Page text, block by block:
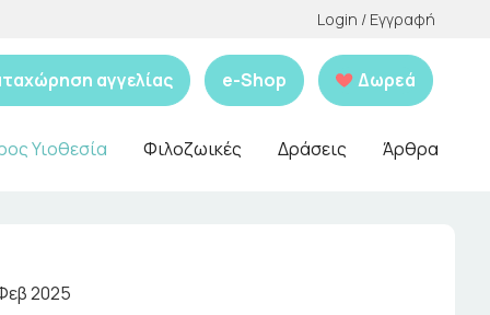
Login / Εγγραφή
αγγελίας e-Shop Δωρεά
Υιοθεσία Φιλοζωικές Δράσεις Άρθρα
2025